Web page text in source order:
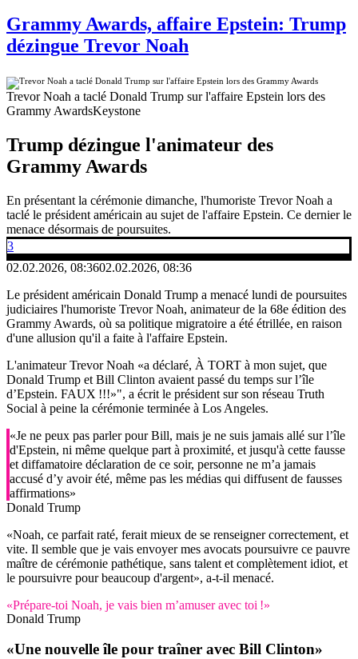
Grammy Awards, affaire Epstein: Trump
dézingue Trevor Noah
Trevor Noah a taclé Donald Trump sur l'affaire Epstein lors des
Grammy AwardsKeystone
Trump dézingue l'animateur des
Grammy Awards
En présentant la cérémonie dimanche, l'humoriste Trevor Noah a
taclé le président américain au sujet de l'affaire Epstein. Ce dernier le
menace désormais de poursuites.
3
02.02.2026, 08:3602.02.2026, 08:36
Le président américain Donald Trump a menacé lundi de poursuites
judiciaires l'humoriste Trevor Noah, animateur de la 68e édition des
Grammy Awards, où sa politique migratoire a été étrillée, en raison
d'une allusion qu'il a faite à l'affaire Epstein.
L'animateur Trevor Noah «a déclaré, À TORT à mon sujet, que
Donald Trump et Bill Clinton avaient passé du temps sur l’île
d’Epstein. FAUX !!!»", a écrit le président sur son réseau Truth
Social à peine la cérémonie terminée à Los Angeles.
«Je ne peux pas parler pour Bill, mais je ne suis jamais allé sur l’île
d'Epstein, ni même quelque part à proximité, et jusqu'à cette fausse
et diffamatoire déclaration de ce soir, personne ne m’a jamais
accusé d’y avoir été, même pas les médias qui diffusent de fausses
affirmations»
Donald Trump
«Noah, ce parfait raté, ferait mieux de se renseigner correctement, et
vite. Il semble que je vais envoyer mes avocats poursuivre ce pauvre
maître de cérémonie pathétique, sans talent et complètement idiot, et
le poursuivre pour beaucoup d'argent», a-t-il menacé.
«Prépare-toi Noah, je vais bien m’amuser avec toi !»
Donald Trump
«Une nouvelle île pour traîner avec Bill Clinton»